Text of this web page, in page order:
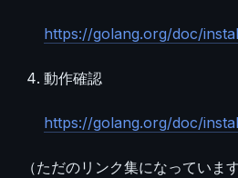
https://golang.org/doc/
動作確認
https://golang.org/doc/
（ただのリンク集になっていま